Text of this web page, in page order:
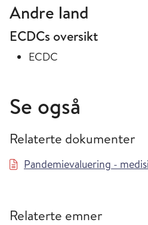
Andre land
ECDCs oversikt
ECDC
Se også
Relaterte dokumenter
Pandemievaluering -
Relaterte emner